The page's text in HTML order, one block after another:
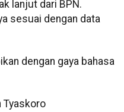
lanjut dari BPN.
sesuai dengan data
dengan gaya bahasa
Tyaskoro